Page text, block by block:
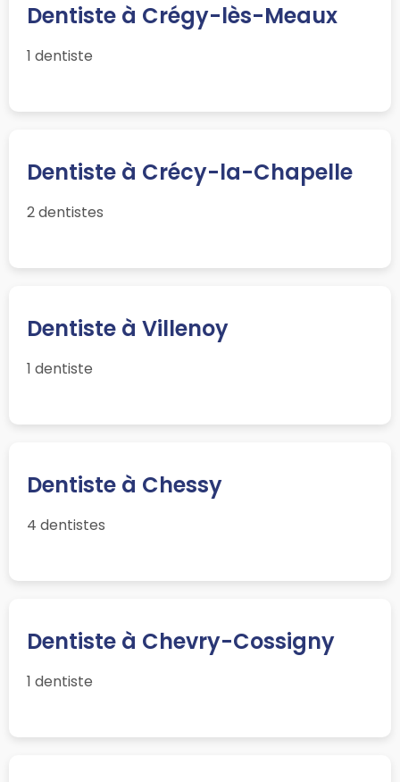
Dentiste à Crégy-lès-Meaux
1 dentiste
Dentiste à Crécy-la-Chapelle
2 dentistes
Dentiste à Villenoy
1 dentiste
Dentiste à Chessy
4 dentistes
Dentiste à Chevry-Cossigny
1 dentiste